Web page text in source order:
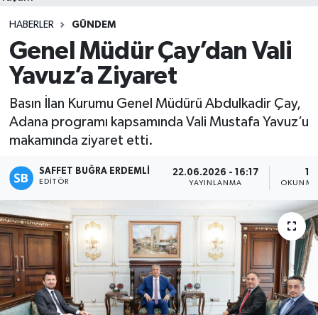
HABERLER GÜNDEM
Genel Müdür Çay’dan Vali
Yavuz’a Ziyaret
Basın İlan Kurumu Genel Müdürü Abdulkadir Çay,
Adana programı kapsamında Vali Mustafa Yavuz’u
makamında ziyaret etti.
SAFFET BUĞRA ERDEMLI
EDITÖR
22.06.2026 - 16:17
YAYINLANMA